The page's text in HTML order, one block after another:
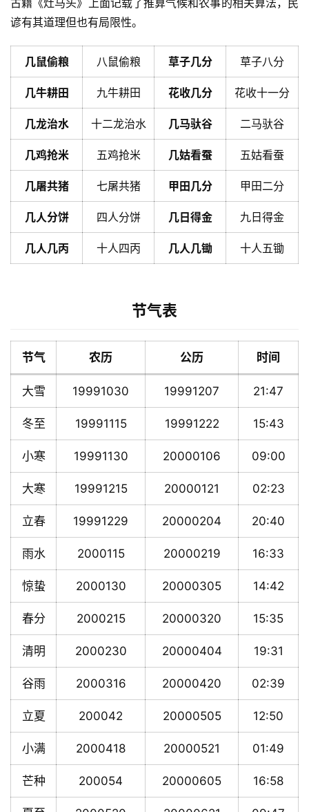
古籍《灶马头》上面记载了推算气候和农事的相关算法，民
谚有其道理但也有局限性。
几鼠偷粮 八鼠偷粮 草子几分 草子八分
几牛耕田 九牛耕田 花收几分 花收十一分
几龙治水 十二龙治水 几马驮谷 二马驮谷
几鸡抢米 五鸡抢米 几姑看蚕 五姑看蚕
几屠共猪 七屠共猪 甲田几分 甲田二分
几人分饼 四人分饼 几日得金 九日得金
几人几丙 十人四丙 几人几锄 十人五锄
节气表
节气 农历 公历 时间
大雪 19991030 19991207 21:47
冬至 19991115 19991222 15:43
小寒 19991130 20000106 09:00
大寒 19991215 20000121 02:23
立春 19991229 20000204 20:40
雨水 2000115 20000219 16:33
惊蛰 2000130 20000305 14:42
春分 2000215 20000320 15:35
清明 2000230 20000404 19:31
谷雨 2000316 20000420 02:39
立夏 200042 20000505 12:50
小满 2000418 20000521 01:49
芒种 200054 20000605 16:58